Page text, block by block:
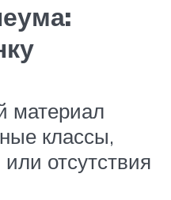
материал
классы,
отсутствия